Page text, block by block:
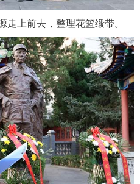
走上前去，整理花篮缎带。